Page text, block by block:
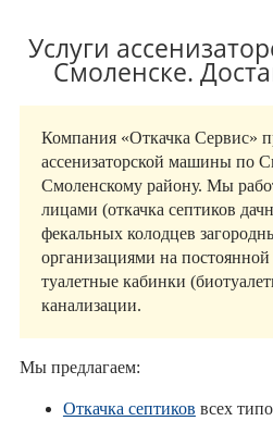
Услуги
Смоленске.
Компания «Откачка Сервис»
ассенизаторской машины по
Смоленскому району. Мы
лицами (откачка септиков
фекальных колодцев
организациями на
туалетные кабинки
канализации.
Мы предлагаем:
Откачка септиков всех